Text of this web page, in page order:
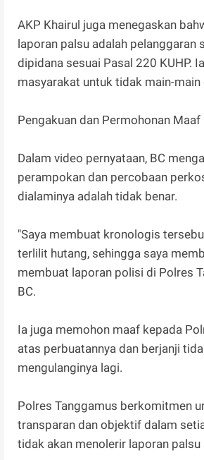
AKP Khairul juga menegaskan
laporan palsu adalah pelanggaran
dipidana sesuai Pasal 220 KUHP.
masyarakat untuk tidak main-main
Pengakuan dan Permohonan Maaf
Dalam video pernyataan, BC
perampokan dan percobaan
dialaminya adalah tidak benar.
"Saya membuat kronologis
terlilit hutang, sehingga saya
membuat laporan polisi di Polres
BC.
Ia juga memohon maaf kepada
atas perbuatannya dan berjanji
mengulanginya lagi.
Polres Tanggamus berkomitmen
transparan dan objektif dalam
tidak akan menolerir laporan palsu